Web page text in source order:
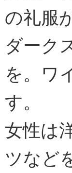
の礼服
ダーク
を。ワ
す。
女性は
ツなど